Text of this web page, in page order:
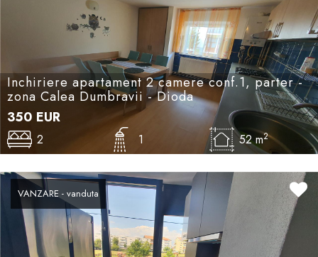
Inchiriere apartament 2 camere conf.1, parter -
zona Calea Dumbravii - Dioda
350 EUR
2 1 52 m2
VANZARE - vanduta